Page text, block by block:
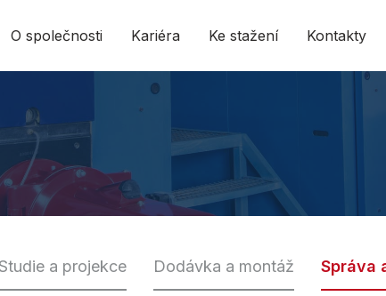
O společnosti Kariéra Ke stažení Kontakty
Studie a projekce Dodávka a montáž Správa